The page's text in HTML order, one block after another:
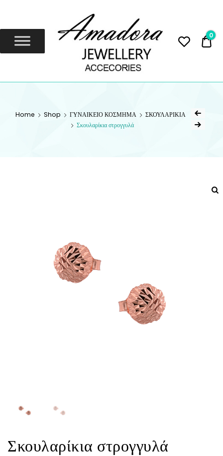
JEWELLERY
0
Home Shop ΓΥΝΑΙΚΕΙΟ ΚΟΣΜΗΜΑ
ΣΚΟΥΛΑΡΙΚΙΑ
Σκουλαρίκια στρογγυλά
Σκουλαρίκια στρογγυλά